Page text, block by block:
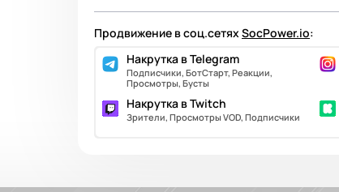
Продвижение в соц.сетяхSocPower.io:
Накрутка в Telegram
Подписчики, БотСтарт, Реакции,
Просмотры, Бусты
Накрутка в Twitch
Зрители, Просмотры VOD, Подписчики